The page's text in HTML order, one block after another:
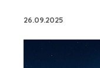
26.09.2025